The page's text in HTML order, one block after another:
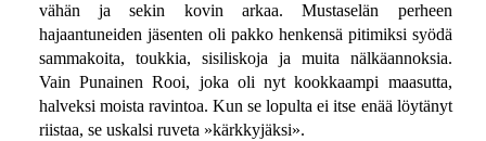
vähän ja sekin kovin arkaa. Mustaselän perheen
hajaantuneiden jäsenten oli pakko henkensä pitimiksi syödä
sammakoita, toukkia, sisiliskoja ja muita nälkäannoksia.
Vain Punainen Rooi, joka oli nyt kookkaampi maasutta,
halveksi moista ravintoa. Kun se lopulta ei itse enää löytänyt
riistaa, se uskalsi ruveta »kärkkyjäksi».